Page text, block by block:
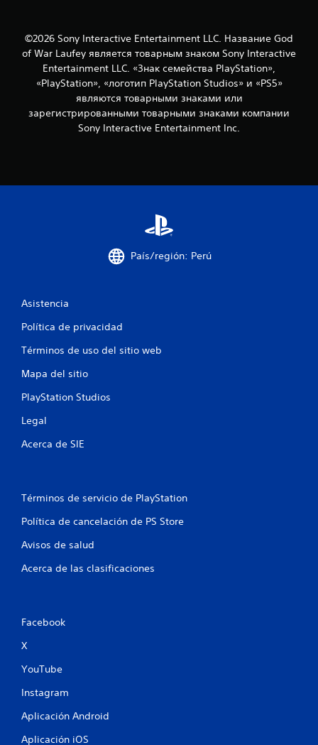
©2026 Sony Interactive Entertainment LLC. Название God
of War Laufey является товарным знаком Sony Interactive
Entertainment LLC. «Знак семейства PlayStation»,
«PlayStation», «логотип PlayStation Studios» и «PS5»
являются товарными знаками или
зарегистрированными товарными знаками компании
Sony Interactive Entertainment Inc.
País/región: Perú
Asistencia
Política de privacidad
Términos de uso del sitio web
Mapa del sitio
PlayStation Studios
Legal
Acerca de SIE
Términos de servicio de PlayStation
Política de cancelación de PS Store
Avisos de salud
Acerca de las clasificaciones
Facebook
X
YouTube
Instagram
Aplicación Android
Aplicación iOS